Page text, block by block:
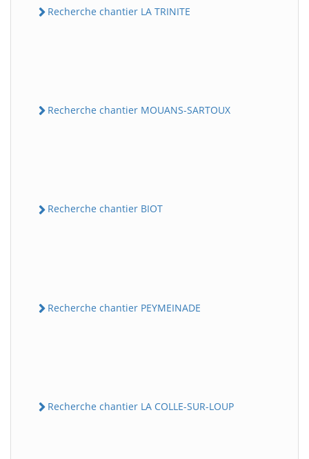
Recherche chantier LA TRINITE
Recherche chantier MOUANS-SARTOUX
Recherche chantier BIOT
Recherche chantier PEYMEINADE
Recherche chantier LA COLLE-SUR-LOUP